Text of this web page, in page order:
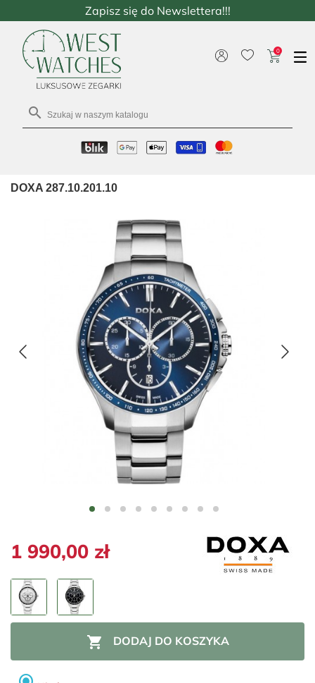

0
Zapisz się do Newslettera!!!
DOXA 287.10.201.10
1 990,00 zł
 DODAJ DO KOSZYKA